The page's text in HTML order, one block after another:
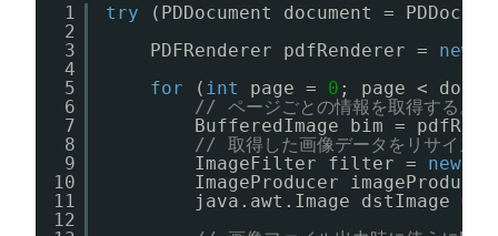
1
2
3
4
5
6
7
8
9
10
11
12
try
(PDDocument document =
PDFRenderer pdfRenderer = new
for
( int page = 0 ; page <
// ページごとの情報を取得する。
BufferedImage bim =
// 取得した画像データをリサイズす
ImageFilter filter = new
ImageProducer
java.awt.Image dstImage =